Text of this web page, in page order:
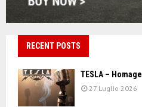
RECENT POSTS
TESLA – Homage
27 Luglio 2026